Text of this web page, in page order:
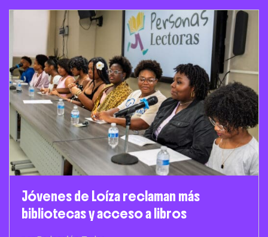
Jóvenes de Loíza reclaman más
bibliotecas y acceso a libros